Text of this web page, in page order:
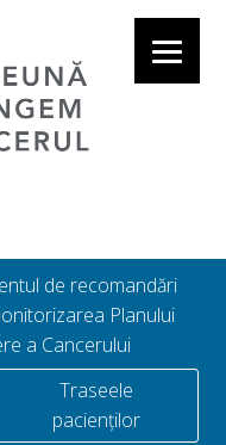
de recomandări
Planului
a Cancerului
Traseele
pacienților